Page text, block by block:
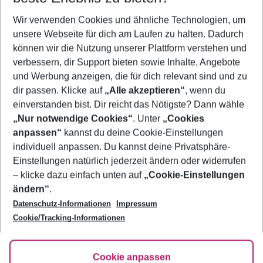
2 Erwachsene Keine Kinder
Mehr Filter anzeigen
Footer
Footer navigation
Über uns
AGB
Bestpreisgarantie
Cookie-Einstellungen ändern
Cookie-Richtlinie
Agenturbetreuung
Barrierefreies Reisen
FAQ
HanseMerkur Reiseversicherung
Folge uns
Wir verwenden Cookies und ähnliche Technologien, um
unsere Webseite für dich am Laufen zu halten. Dadurch
können wir die Nutzung unserer Plattform verstehen und
verbessern, dir Support bieten sowie Inhalte, Angebote
und Werbung anzeigen, die für dich relevant sind und zu
dir passen. Klicke auf „Alle akzeptieren“, wenn du
einverstanden bist. Dir reicht das Nötigste? Dann wähle
„Nur notwendige Cookies“. Unter „Cookies
anpassen“ kannst du deine Cookie-Einstellungen
individuell anpassen. Du kannst deine Privatsphäre-
Einstellungen natürlich jederzeit ändern oder widerrufen
– klicke dazu einfach unten auf „Cookie-Einstellungen
ändern“.
Datenschutz-Informationen
Impressum
Cookie/Tracking-Informationen
Cookie anpassen